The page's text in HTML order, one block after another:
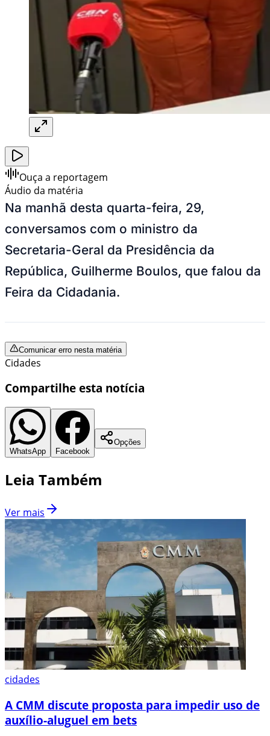
Ouça a reportagem
Áudio da matéria
Na manhã desta quarta-feira, 29,
conversamos com o ministro da
Secretaria-Geral da Presidência da
República, Guilherme Boulos, que falou da
Feira da Cidadania.
Comunicar erro nesta matéria
Cidades
Compartilhe esta notícia
WhatsApp Facebook
Opções
Leia Também
Ver mais
cidades
A CMM discute proposta para impedir uso de
auxílio-aluguel em bets